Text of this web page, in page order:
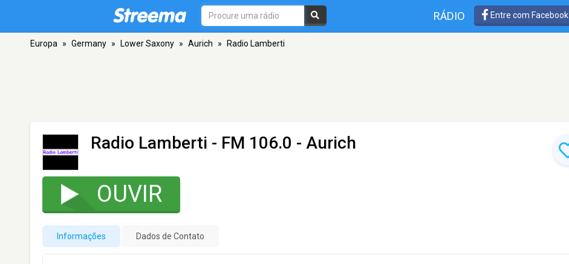
RÁDIO Entre com Facebook
Europa » Germany » Lower Saxony » Aurich » Radio Lamberti
Radio Lamberti - FM 106.0 - Aurich
OUVIR
Informações Dados de Contato